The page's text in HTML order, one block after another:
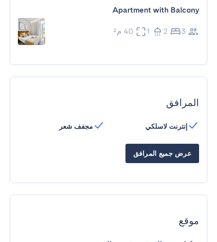
Apartment with Balcony
3
2
1 40 م²
المرافق
إنترنت لاسلكي مجفف شعر
عرض جميع المرافق
موقع